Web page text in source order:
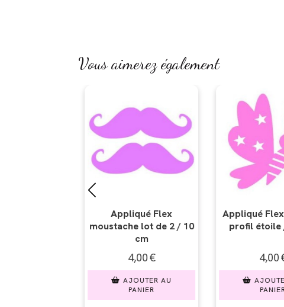
Vous aimerez également
Appliqué Flex papillon
profil étoile / 10 cm
4,00€
AJOUTER AU
PANIER
Appliqué
moustache
4,00€
PANIER